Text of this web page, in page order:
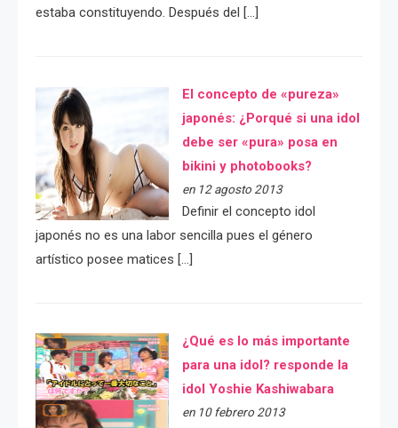
estaba constituyendo. Después del […]
El concepto de «pureza»
japonés: ¿Porqué si una idol
debe ser «pura» posa en
bikini y photobooks?
en 12 agosto 2013
Definir el concepto idol
japonés no es una labor sencilla pues el género
artístico posee matices […]
¿Qué es lo más importante
para una idol? responde la
idol Yoshie Kashiwabara
en 10 febrero 2013